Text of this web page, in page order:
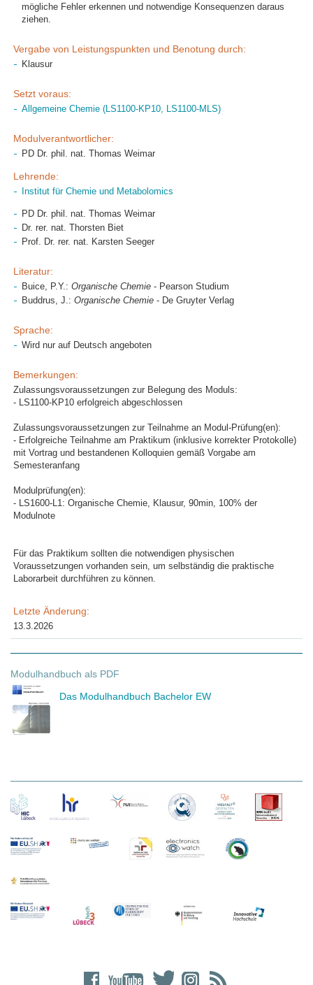
mögliche Fehler erkennen und notwendige Konsequenzen daraus
ziehen.
Vergabe von Leistungspunkten und Benotung durch:
Klausur
Setzt voraus:
Allgemeine Chemie (LS1100-KP10, LS1100-MLS)
Modulverantwortlicher:
PD Dr. phil. nat. Thomas Weimar
Lehrende:
Institut für Chemie und Metabolomics
PD Dr. phil. nat. Thomas Weimar
Dr. rer. nat. Thorsten Biet
Prof. Dr. rer. nat. Karsten Seeger
Literatur:
Buice, P.Y.: Organische Chemie - Pearson Studium
Buddrus, J.: Organische Chemie - De Gruyter Verlag
Sprache:
Wird nur auf Deutsch angeboten
Bemerkungen:
Zulassungsvoraussetzungen zur Belegung des Moduls:
- LS1100-KP10 erfolgreich abgeschlossen
Zulassungsvoraussetzungen zur Teilnahme an Modul-Prüfung(en):
- Erfolgreiche Teilnahme am Praktikum (inklusive korrekter Protokolle)
mit Vortrag und bestandenen Kolloquien gemäß Vorgabe am
Semesteranfang
Modulprüfung(en):
- LS1600-L1: Organische Chemie, Klausur, 90min, 100% der
Modulnote
Für das Praktikum sollten die notwendigen physischen
Voraussetzungen vorhanden sein, um selbständig die praktische
Laborarbeit durchführen zu können.
Letzte Änderung:
13.3.2026
Modulhandbuch als PDF
Das Modulhandbuch Bachelor EW